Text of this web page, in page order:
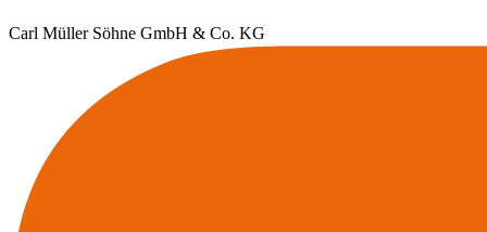
Carl Müller Söhne GmbH & Co. KG